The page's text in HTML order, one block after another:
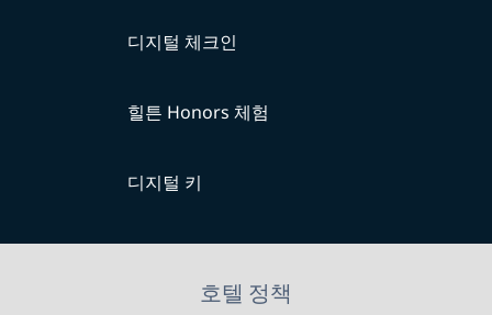
디지털 체크인
힐튼 Honors 체험
디지털 키
호텔 정책